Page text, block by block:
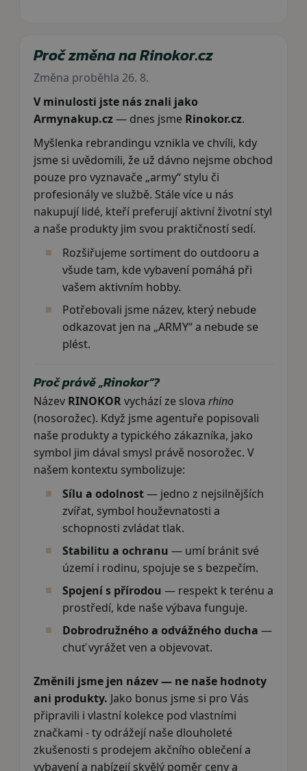
Proč změna na Rinokor.cz
Změna proběhla 26. 8.
V minulosti jste nás znali jako
Armynakup.cz— dnes jsme Rinokor.cz.
Myšlenka rebrandingu vznikla ve chvíli, kdy
jsme si uvědomili, že už dávno nejsme obchod
pouze pro vyznavače „army“ stylu či
profesionály ve službě. Stále více u nás
nakupují lidé, kteří preferují aktivní životní styl
a naše produkty jim svou praktičností sedí.
Rozšiřujeme sortiment do outdooru a
všude tam, kde vybavení pomáhá při
vašem aktivním hobby.
Potřebovali jsme název, který nebude
odkazovat jen na „ARMY“ a nebude se
plést.
Proč právě „Rinokor“?
Název RINOKORvychází ze slova rhino
(nosorožec). Když jsme agentuře popisovali
naše produkty a typického zákazníka, jako
symbol jim dával smysl právě nosorožec. V
našem kontextu symbolizuje:
Sílu a odolnost— jedno z nejsilnějších
zvířat, symbol houževnatosti a
schopnosti zvládat tlak.
Stabilitu a ochranu — umí bránit své
území i rodinu, spojuje se s bezpečím.
Spojení s přírodou — respekt k terénu a
prostředí, kde naše výbava funguje.
Dobrodružného a odvážného ducha —
chuť vyrážet ven a objevovat.
Změnili jsme jen název — ne naše hodnoty
ani produkty. Jako bonus jsme si pro Vás
připravili i vlastní kolekce pod vlastními
značkami - ty odrážejí naše dlouholeté
zkušenosti s prodejem akčního oblečení a
vybavení a nabízejí skvělý poměr ceny a